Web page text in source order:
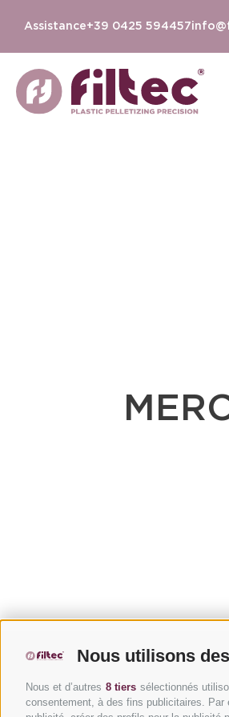
Nous utilisons
Nous et d’autres 8 tiers sélectionnés
consentement, à des fins publicitaires.
Assistance+39 0425 594457